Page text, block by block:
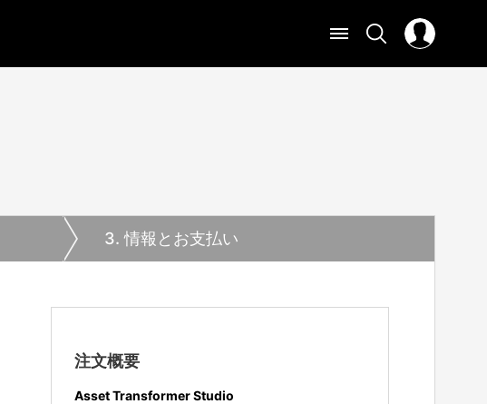
3. 情報とお支払い
注文概要
Asset Transformer Studio